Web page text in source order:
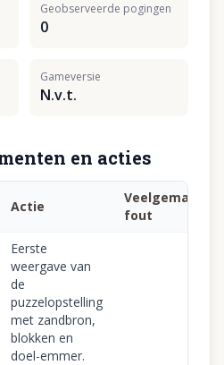
Geobserveerde pogingen
0
Gameversie
N.v.t.
en acties
Actie
Veelgemaakte
fout
Eerste
weergave van
de
puzzelopstelling
met zandbron,
blokken en
doel-emmer.